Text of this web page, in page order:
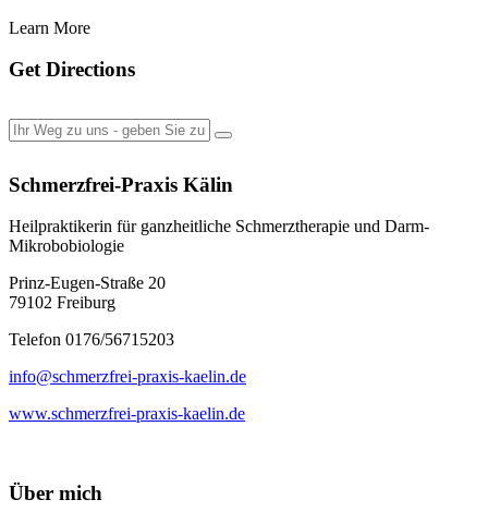
Learn More
Get Directions
Schmerzfrei-Praxis Kälin
Heilpraktikerin für ganzheitliche Schmerztherapie und Darm-
Mikrobobiologie
Prinz-Eugen-Straße 20
79102 Freiburg
Telefon 0176/56715203
info@schmerzfrei-praxis-kaelin.de
www.schmerzfrei-praxis-kaelin.de
Über mich